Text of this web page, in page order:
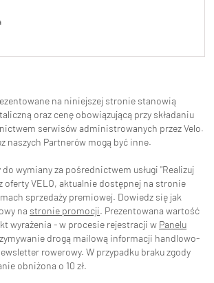
na niniejszej stronie stanowią
oraz cenę obowiązującą przy składaniu
serwisów administrowanych przez Velo.
naszych Partnerów mogą być inne.
wymiany za pośrednictwem usługi "Realizuj
oferty VELO, aktualnie dostępnej na stronie
sprzedaży premiowej. Dowiedz się jak
na stronie promocji. Prezentowana wartość
wyrażenia - w procesie rejestracji w Panelu
drogą mailową informacji handlowo-
rowerowy. W przypadku braku zgody
obniżona o 10 zł.